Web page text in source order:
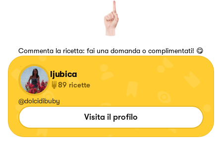
Commenta la ricetta: fai una domanda o complimentati! 😋
ljubica
89 ricette
@dolcidibuby
Visita il profilo